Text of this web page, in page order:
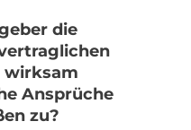
die
wirksam
Ansprüche
zu?